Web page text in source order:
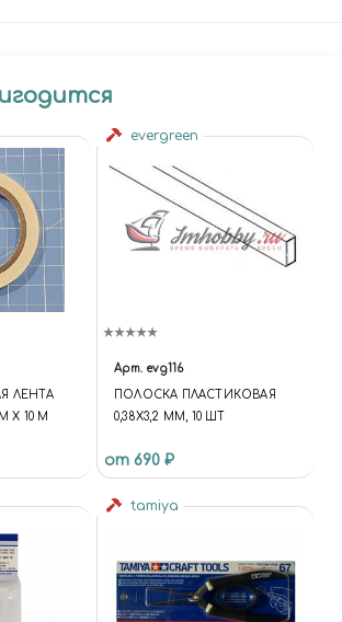
ЛЕНТА
Х 10 М
evergreen
Арт. evg116
ПОЛОСКА ПЛАСТИКОВАЯ
0,38Х3,2 ММ, 10 ШТ
от 690 ₽
tamiya